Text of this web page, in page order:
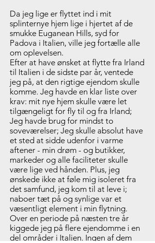
Da jeg lige er flyttet ind i mit
splinternye hjem lige i hjertet af de
smukke Euganean Hills, syd for
Padova i Italien, ville jeg fortælle alle
om oplevelsen.
Efter at have ønsket at flytte fra Irland
til Italien i de sidste par år, ventede
jeg på, at den rigtige ejendom skulle
komme. Jeg havde en klar liste over
krav: mit nye hjem skulle være let
tilgængeligt for fly til og fra Irland;
Jeg havde brug for mindst to
soveværelser; Jeg skulle absolut have
et sted at sidde udenfor i varme
aftener - min drøm - og butikker,
markeder og alle faciliteter skulle
være lige ved hånden. Plus, jeg
ønskede ikke at føle mig isoleret fra
det samfund, jeg kom til at leve i;
naboer tæt på og synlige var et
væsentligt element i min flytning.
Over en periode på næsten tre år
kiggede jeg på flere ejendomme i en
del områder i Italien. Ingen af dem